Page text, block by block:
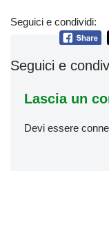
Seguici e condividi:
Seguici e
Lascia un
Devi essere